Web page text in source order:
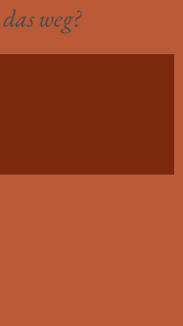
weg?